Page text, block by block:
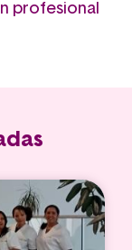
profesional